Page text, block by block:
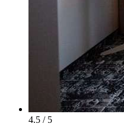
4.5 / 5